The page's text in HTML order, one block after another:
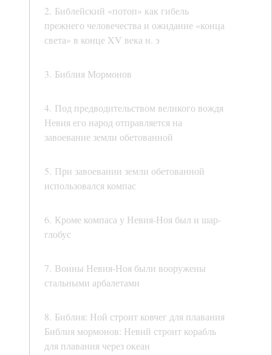
2. Библейский «потоп» как гибель
прежнего человечества и ожидание «конца
света» в конце XV века н. э
3. Библия Мормонов
4. Под предводительством великого вождя
Невия его народ отправляется на
завоевание земли обетованной
5. При завоевании земли обетованной
использовался компас
6. Кроме компаса у Невия-Ноя был и шар-
глобус
7. Воины Невия-Ноя были вооружены
стальными арбалетами
8. Библия: Ной строит ковчег для плавания
Библия мормонов: Невий строит корабль
для плавания через океан